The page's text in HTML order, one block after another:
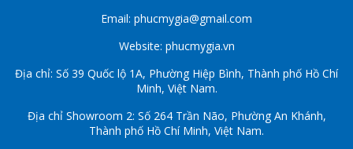
Email: phucmygia@gmail.com
Website: phucmygia.vn
Địa chỉ: Số 39 Quốc lộ 1A, Phường Hiệp Bình, Thành phố Hồ Chí
Minh, Việt Nam.
Địa chỉ Showroom 2: Số 264 Trần Não, Phường An Khánh,
Thành phố Hồ Chí Minh, Việt Nam.